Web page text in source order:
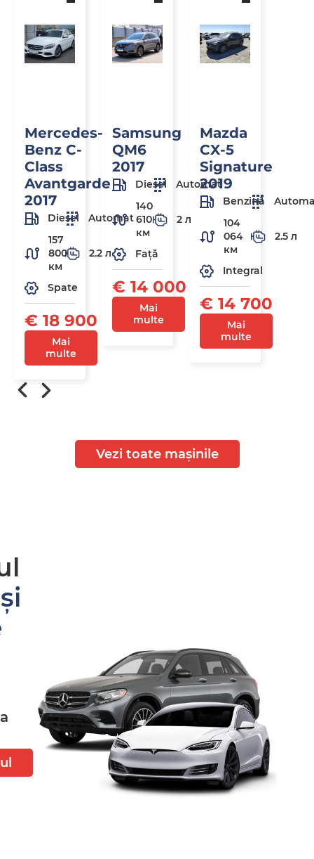
Mercedes-
Benz C-
Class
Avantgarde
2017
Diesel
Automat
157
800
км
2.2 л
Spate
€ 18 900
Mai
multe
Samsung
QM6
2017
Diesel
Automat
140
610
км
2 л
Față
€ 14 000
Mai
multe
Mazda
CX-5
Signature
2019
Benzină
104
064
км
2.5 л
Integral
€ 14 700
Mai
multe
Vezi toate mașinile